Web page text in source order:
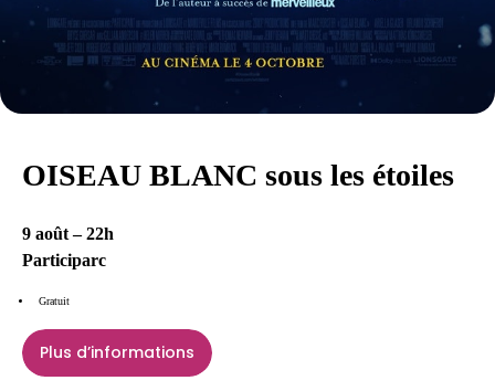
OISEAU BLANC sous les étoiles
9 août – 22h
Participarc
Gratuit
Plus d’informations